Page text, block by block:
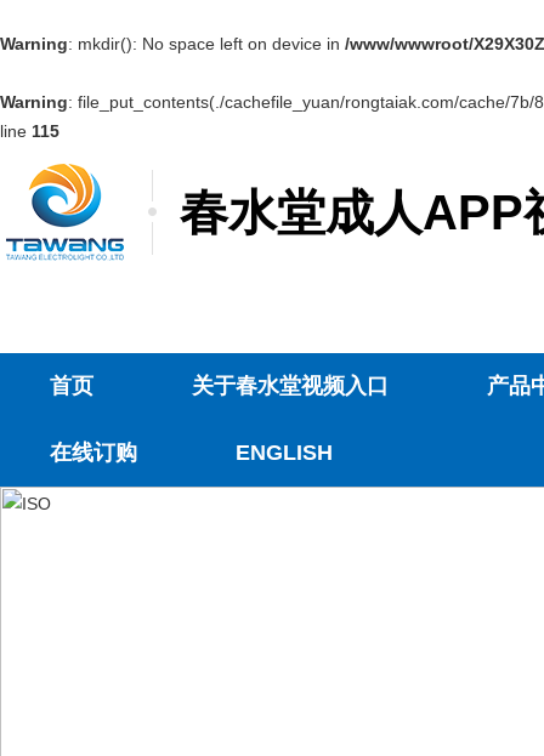
Warning: mkdir(): No space left on device in /www/wwwroot/
Warning: file_put_contents(./cachefile_yuan/rongtaiak.com/cache/
line 115
春水堂成人APP
首页 关于春水堂视频入口 产品
在线订购 ENGLISH